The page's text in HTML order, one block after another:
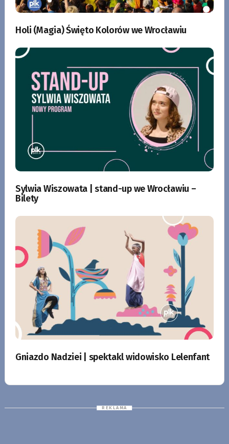
Holi (Magia) Święto Kolorów we Wrocławiu
Sylwia Wiszowata | stand-up we Wrocławiu –
Bilety
Gniazdo Nadziei | spektakl widowisko Lelenfant